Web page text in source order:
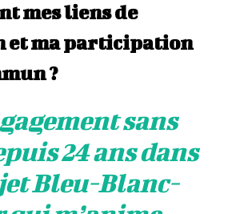
mes liens de
et ma participation
?
sans
24 ans dans
Bleu-Blanc-